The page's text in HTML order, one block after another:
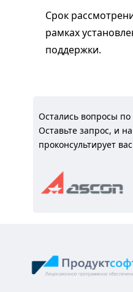
Срок
рамках
поддержки.
Остались вопросы по
Оставьте запрос, и
проконсультирует